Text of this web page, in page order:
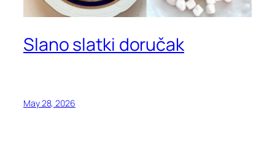
Slano slatki doručak
May 28, 2026